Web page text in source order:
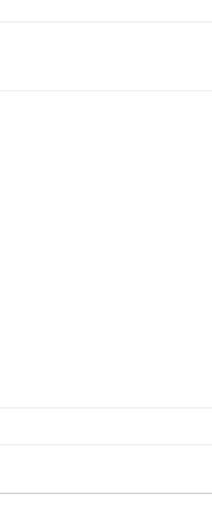
日について
日は通常通りです。第